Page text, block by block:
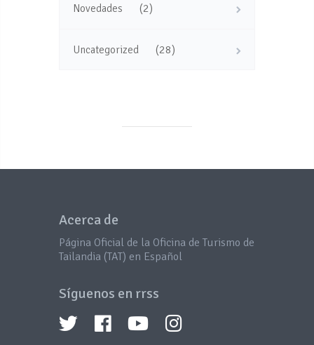
Novedades (2)
Uncategorized (28)
Acerca de
Página Oficial de la Oficina de Turismo de
Tailandia (TAT) en Español
Síguenos en rrss